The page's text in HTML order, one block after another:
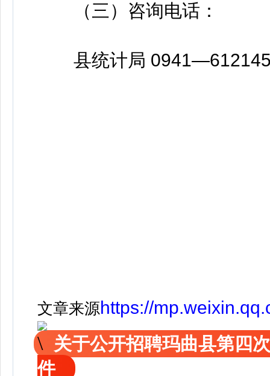
（三）咨询电话：
县统计局
文章来源https://
关于公开招聘玛曲县第四
件